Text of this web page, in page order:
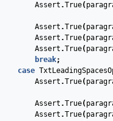
Assert .True(
Assert .True(
Assert .True(
Assert .True(
break;
case
Assert .True(
Assert .True(
Assert .True(